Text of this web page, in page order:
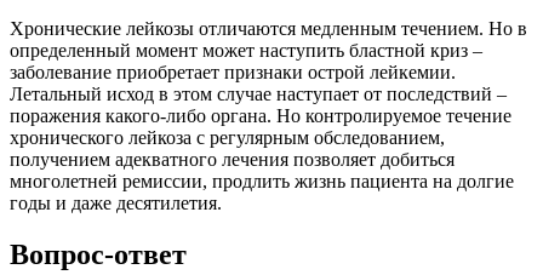
Хронические лейкозы отличаются медленным течением. Но в
определенный момент может наступить бластной криз –
заболевание приобретает признаки острой лейкемии.
Летальный исход в этом случае наступает от последствий –
поражения какого-либо органа. Но контролируемое течение
хронического лейкоза с регулярным обследованием,
получением адекватного лечения позволяет добиться
многолетней ремиссии, продлить жизнь пациента на долгие
годы и даже десятилетия.
Вопрос-ответ